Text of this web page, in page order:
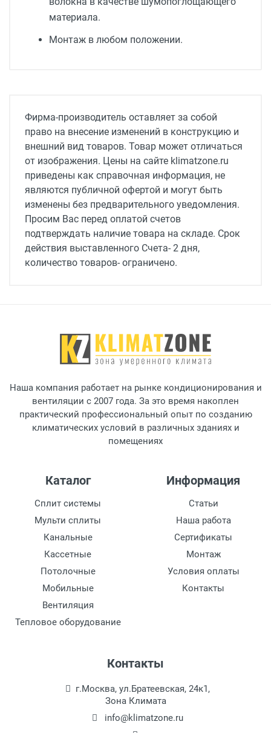
материала.
Монтаж в любом положении.
Фирма-производитель оставляет за собой
право на внесение изменений в конструкцию и
внешний вид товаров. Товар может отличаться
от изображения. Цены на сайте klimatzone.ru
приведены как справочная информация, не
являются публичной офертой и могут быть
изменены без предварительного уведомления.
Просим Вас перед оплатой счетов
подтверждать наличие товара на складе. Срок
действия выставленного Счета- 2 дня,
количество товаров- ограничено.
Наша компания работает на рынке кондиционирования и
вентиляции с 2007 года. За это время накоплен
практический профессиональный опыт по созданию
климатических условий в различных зданиях и
помещениях
Каталог
Сплит системы
Мульти сплиты
Канальные
Кассетные
Потолочные
Мобильные
Вентиляция
Тепловое оборудование
Информация
Статьи
Наша работа
Сертификаты
Монтаж
Условия оплаты
Контакты
Контакты
г.Москва, ул.Братеевская, 24к1,
Зона Климата
info@klimatzone.ru